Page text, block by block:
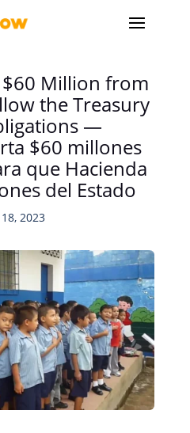
$60 Million from
the Treasury
—
$60 millones
que Hacienda
del Estado
2023